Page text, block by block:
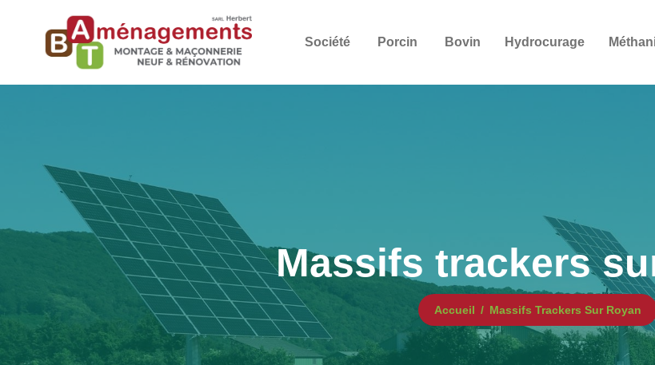
Société Porcin Bovin Hydrocurage
Massifs trackers
Accueil Massifs Trackers Sur Royan